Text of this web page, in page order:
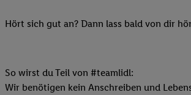
Hört sich gut an? Dann lass bald von dir
So wirst du Teil von #teamlidl:
Wir benötigen kein Anschreiben und